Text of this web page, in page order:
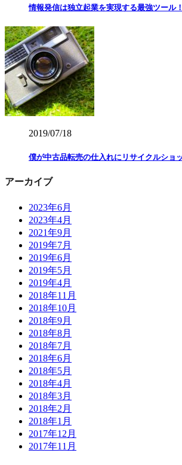
情報発信は独立起業を実現する最強ツール！
2019/07/18
僕が中古品転売の仕入れにリサイクルショ
アーカイブ
2023年6月
2023年4月
2021年9月
2019年7月
2019年6月
2019年5月
2019年4月
2018年11月
2018年10月
2018年9月
2018年8月
2018年7月
2018年6月
2018年5月
2018年4月
2018年3月
2018年2月
2018年1月
2017年12月
2017年11月